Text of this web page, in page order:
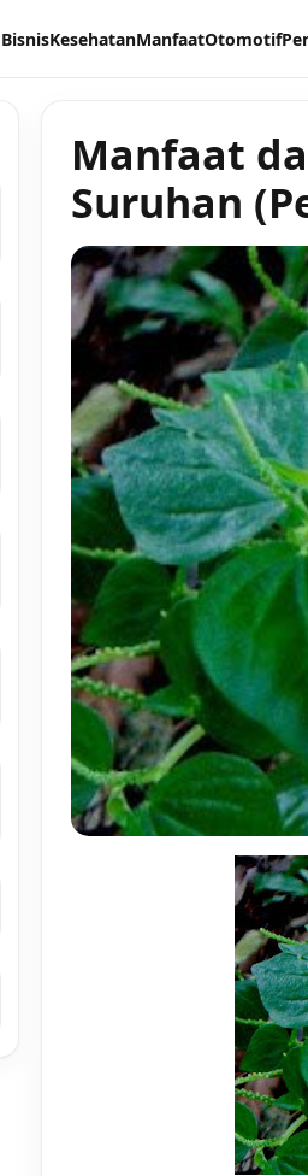
BisnisKesehatanManfaatOtomotif
Manfaat
Suruhan